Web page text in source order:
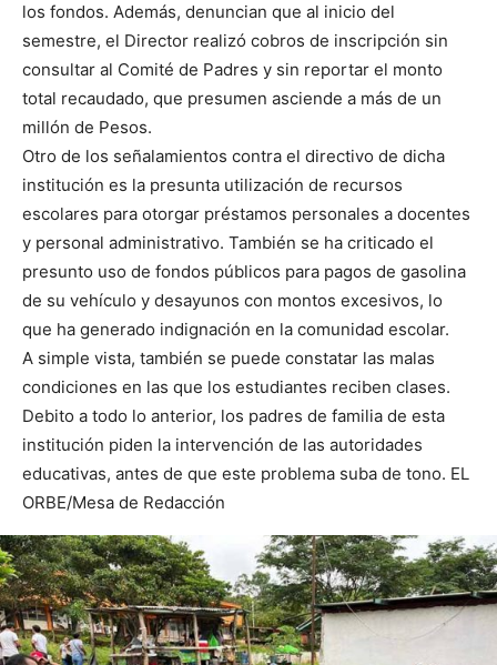
los fondos. Además, denuncian que al inicio del
semestre, el Director realizó cobros de inscripción sin
consultar al Comité de Padres y sin reportar el monto
total recaudado, que presumen asciende a más de un
millón de Pesos.
Otro de los señalamientos contra el directivo de dicha
institución es la presunta utilización de recursos
escolares para otorgar préstamos personales a docentes
y personal administrativo. También se ha criticado el
presunto uso de fondos públicos para pagos de gasolina
de su vehículo y desayunos con montos excesivos, lo
que ha generado indignación en la comunidad escolar.
A simple vista, también se puede constatar las malas
condiciones en las que los estudiantes reciben clases.
Debito a todo lo anterior, los padres de familia de esta
institución piden la intervención de las autoridades
educativas, antes de que este problema suba de tono. EL
ORBE/Mesa de Redacción